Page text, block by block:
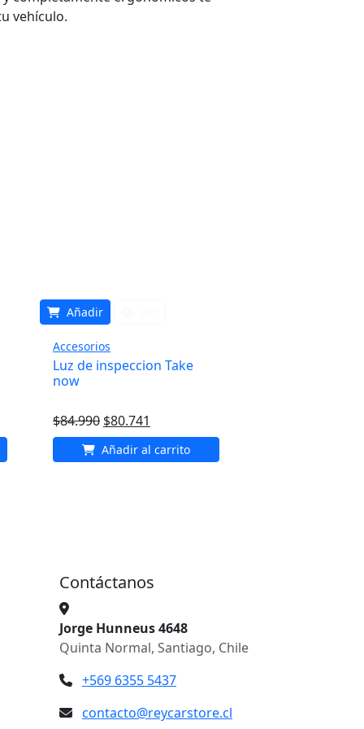
vehículo.
Añadir
Accesorios
Luz de inspeccion Take
now
$84.990 El
precio
original
$80.741
precio
actual
Añadir al carrito
Contáctanos
Jorge Hunneus 4648
Quinta Normal, Santiago, Chile
+569 6355 5437
contacto@reycarstore.cl